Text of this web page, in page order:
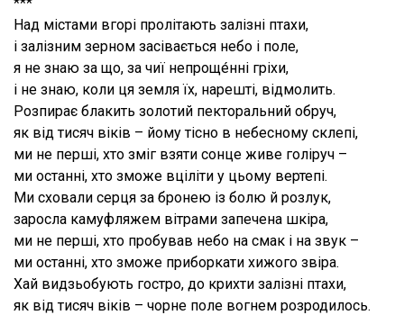
Над містами вгорі пролітають залізні птахи,
і залізним зерном засівається небо і поле,
я не знаю за що, за чиї непроще́нні гріхи,
і не знаю, коли ця земля їх, нарешті, відмолить.
Розпирає блакить золотий пекторальний обруч,
як від тисяч віків – йому тісно в небесному склепі,
ми не перші, хто зміг взяти сонце живе голіруч –
ми останні, хто зможе вціліти у цьому вертепі.
Ми сховали серця за бронею із болю й розлук,
заросла камуфляжем вітрами запечена шкіра,
ми не перші, хто пробував небо на смак і на звук –
ми останні, хто зможе приборкати хижого звіра.
Хай видзьобують гостро, до крихти залізні птахи,
як від тисяч віків – чорне поле вогнем розродилось.